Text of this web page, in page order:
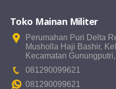
Toko Mainan Militer
Perumahan Puri Delta
Musholla Haji Bashir,
Kecamatan
081290099621
081290099621